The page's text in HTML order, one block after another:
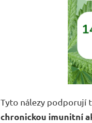
Tyto nálezy podporují
chronickou imunitní